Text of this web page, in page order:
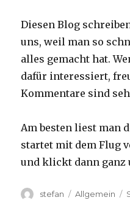
Diesen Blog
uns, weil man so
alles gemacht hat.
dafür interessiert,
Kommentare sind
Am besten liest man
startet mit dem Flug
und klickt dann ganz
Autor
stefan Kategorien
Allgemein